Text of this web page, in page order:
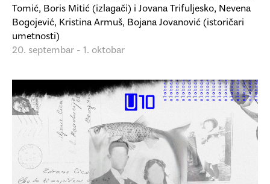
Tomić, Boris Mitić (izlagači) i Jovana Trifuljesko, Nevena
Bogojević, Kristina Armuš, Bojana Jovanović (istoričari
umetnosti)
20. septembar - 1. oktobar